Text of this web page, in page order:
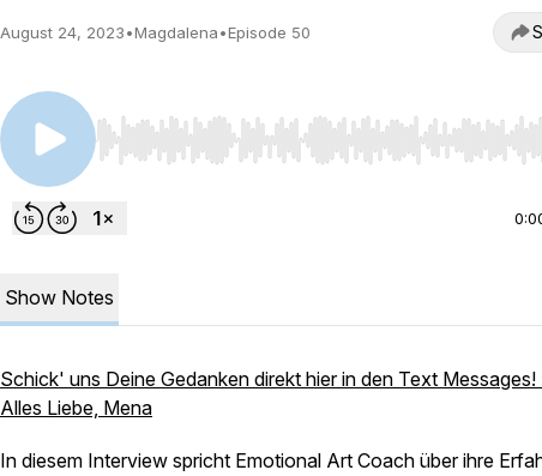
August 24, 2023•Magdalena•Episode 50
Use Left/Right to seek, Home/End to jump to start
Show Notes
Schick' uns Deine Gedanken direkt hier in den Text Messages!
Alles Liebe, Mena
In diesem Interview spricht Emotional Art Coach über ihre